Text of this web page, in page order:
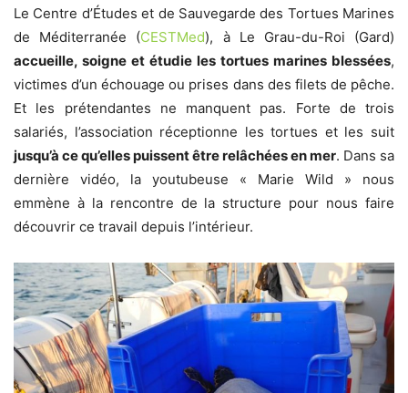
Le Centre d’Études et de Sauvegarde des Tortues Marines
de Méditerranée (CESTMed), à Le Grau-du-Roi (Gard)
accueille, soigne et étudie les tortues marines blessées,
victimes d’un échouage ou prises dans des filets de pêche.
Et les prétendantes ne manquent pas. Forte de trois
salariés, l’association réceptionne les tortues et les suit
jusqu’à ce qu’elles puissent être relâchées en mer. Dans sa
dernière vidéo, la youtubeuse « Marie Wild » nous
emmène à la rencontre de la structure pour nous faire
découvrir ce travail depuis l’intérieur.